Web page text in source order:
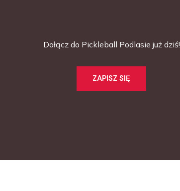
Dołącz do Pickleball Podlasie już dziś!
ZAPISZ SIĘ